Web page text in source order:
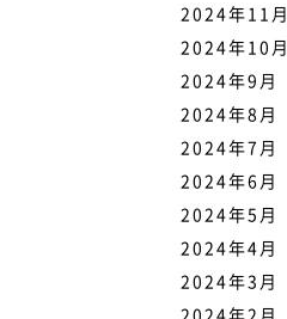
2024年11月
2024年10月
2024年9月
2024年8月
2024年7月
2024年6月
2024年5月
2024年4月
2024年3月
2024年2月